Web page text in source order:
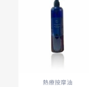
熱療按摩油